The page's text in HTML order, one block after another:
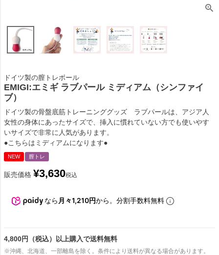
ドイツ製の膣トレボール
EMIGI:エミギ ラブパール ミディアム（シンファイ
ブ）
ドイツ製の骨盤底筋トレーニンググッズ ラブパールは、アジア人
女性の身体にあったサイズで、挿入に慣れていない方でも使いやす
いサイズで非常に人気があります。
●こちらはミディアムになります●
NEW 膣トレ
販売価格 ¥3,630税込
なら 月々1,210円から。分割手数料無料
4,800円（税込）以上購入で送料無料
※沖縄、北海道、一部離島を除く。条件により送料が異なる場合があります。